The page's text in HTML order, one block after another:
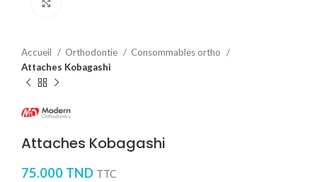
Accueil Orthodontie
Consommables ortho
Attaches Kobagashi
Attaches Kobagashi
75.000 TND TTC